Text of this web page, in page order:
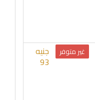
غير متوفر جنيه
93